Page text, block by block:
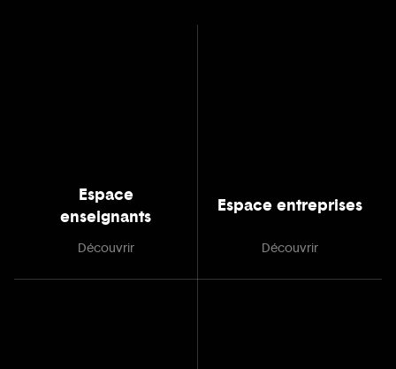
Espace
enseignants
Découvrir
Espace entreprises
Découvrir